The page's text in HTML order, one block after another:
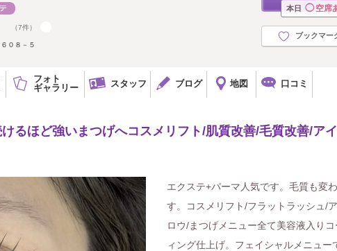
本日 ◯ 空席
ブックマー
（7件）
０８－５
フォト
ギャラリー
スタッフ ブログ 地図 口コミ
るほど強いまつげへコスメリフト/肌質改善/毛質改善/ア
エクステ+パーマ人気です。毛質も変
す。コスメリフト/フラットラッシュ/
ロウ/まつげメニュー全て美容液入り
ィング仕上げ。フェイシャルメニュー